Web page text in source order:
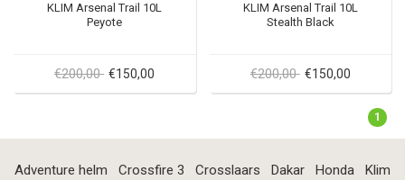
KLIM Arsenal Trail 10L
Peyote
€200,00 €150,00
KLIM Arsenal Trail 10L
Stealth Black
€200,00 €150,00
1
Adventure helm Crossfire 3 Crosslaars Dakar Honda
Klim